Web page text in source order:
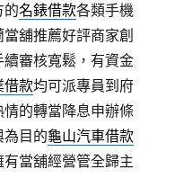
的名錶借款各類手機
舖推薦好評商家創
審核寬鬆，有資金
借款均可派專員到府
的轉當降息申辦條
為目的龜山汽車借款
當舖經營管全歸主